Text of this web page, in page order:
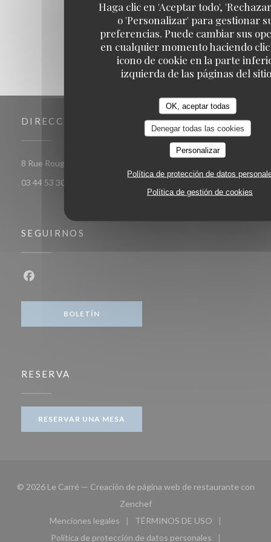
Haga clic en 'Aceptar todo',
o 'Personalizar' para gestionar
preferencias. Puede cambiar sus
en cualquier momento haciendo
icono de cookie en la parte
izquierda de las páginas del
OK, aceptar todas
Denegar todas las cookies
Personalizar
Política de protección de datos
Política de gestión de cookies
1 2 3
DIRECCIÓN
8 Rue Rougemaille, 60300 Senlis
03 44 53 30 53
SEGUIRNOS
BOLETÍN
RESERVA
RESERVAR UNA MESA
© 2026 Le Carré — Creación de página web de restaurante con
Zenchef((abre en una nueva ventana))
Menciones legales
((abre en una nueva ventana))
TÉRMINOS DE USO
((abre en una nueva
Política de protección de datos personales